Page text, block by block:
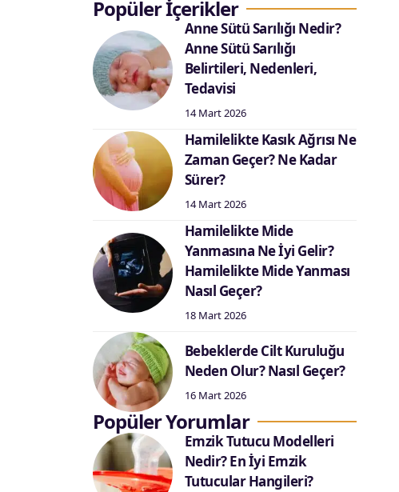
Popüler İçerikler
Anne Sütü Sarılığı Nedir?
Anne Sütü Sarılığı
Belirtileri, Nedenleri,
Tedavisi
14 Mart 2026
Hamilelikte Kasık Ağrısı Ne
Zaman Geçer? Ne Kadar
Sürer?
14 Mart 2026
Hamilelikte Mide
Yanmasına Ne İyi Gelir?
Hamilelikte Mide Yanması
Nasıl Geçer?
18 Mart 2026
Bebeklerde Cilt Kuruluğu
Neden Olur? Nasıl Geçer?
16 Mart 2026
Popüler Yorumlar
Emzik Tutucu Modelleri
Nedir? En İyi Emzik
Tutucular Hangileri?